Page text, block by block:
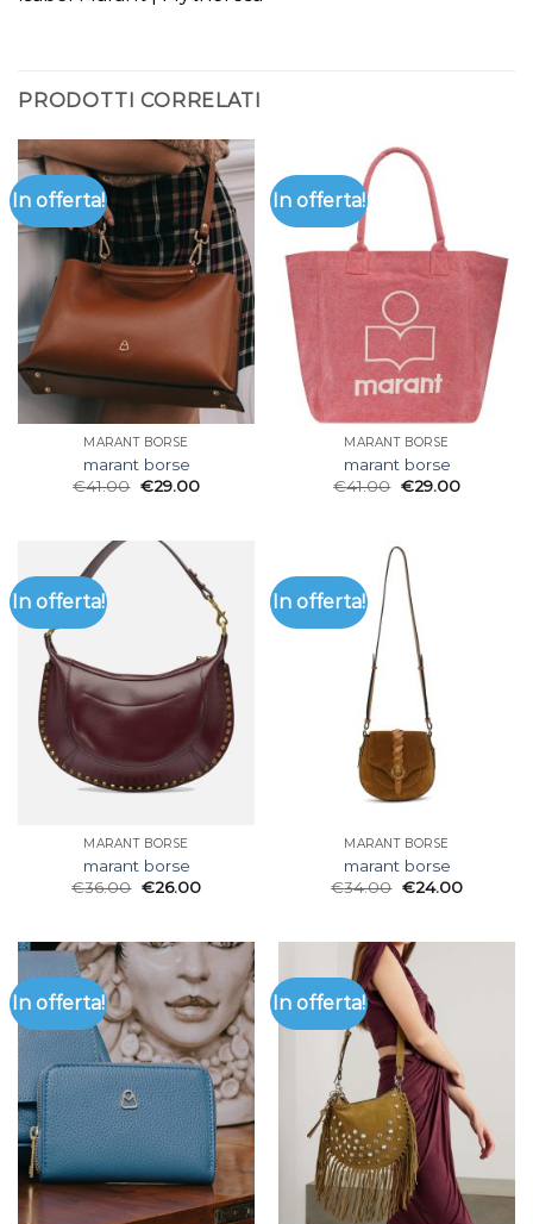
PRODOTTI CORRELATI
In offerta!
MARANT BORSE
marant borse
€41.00 €29.00
In offerta!
MARANT BORSE
marant borse
€41.00 €29.00
In offerta!
MARANT BORSE
marant borse
€36.00 €26.00
In offerta!
MARANT BORSE
marant borse
€34.00 €24.00
In offerta! In offerta!